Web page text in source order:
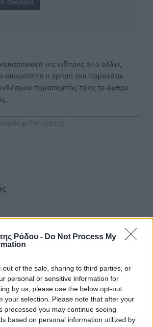
Ρόδου - Do Not Process My
out of the sale, sharing to third parties, or
personal or sensitive information for
by us, please use the below opt-out
your selection. Please note that after your
processed you may continue seeing
based on personal information utilized by
της είδησης από άλλες
απαραίτητη η χρήση του παρακάτω
παραπομπής προς το άρθρο